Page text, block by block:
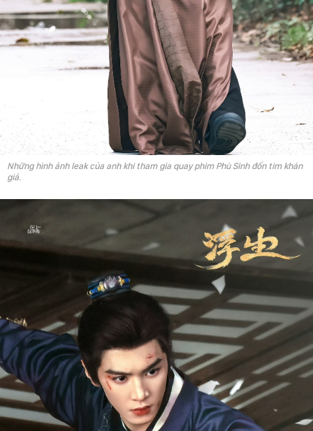
Những hình ảnh leak của anh khi tham gia quay phim Phù Sinh đốn tim khán
giả.